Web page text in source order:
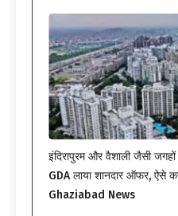
इंदिरापुरम और वैशाली जैसी
GDA लाया शानदार ऑफर,
Ghaziabad News